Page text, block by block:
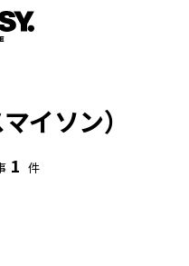
イソン）
1 件